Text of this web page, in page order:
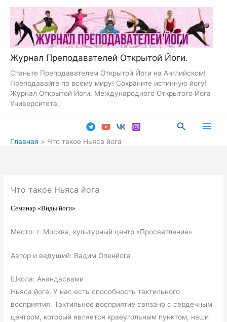
Перейти
содержимому
Журнал Преподавателей Открытой Йоги.
Станьте Преподавателем Открытой Йоги на Английском!
Преподавайте по всему миру! Сохраните истинную йогу!
Журнал Открытой Йоги. Международного Открытого Йога
Университета.
Поиск
Главная Что такое Ньяса йога
Что такое Ньяса йога
Семинар «Виды йоги»
Место: г. Москва, культурный центр «Просветление»
Автор и ведущий: Вадим Опенйога
Школа: Анандасвами
Ньяса йога. У нас есть способность тактильного
восприятия. Тактильное восприятие связано с сердечным
центром, который является краеугольным пунктом, наши